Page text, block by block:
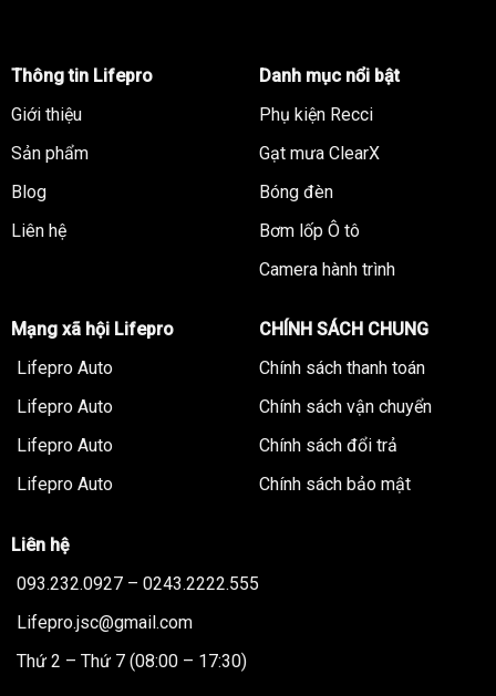
Hỗ trợ mua hàng trên website: https://lifepro.vn/ hoặc
fanpage: https://www.facebook.com/phukienotolifepro
Thông tin Lifepro
Giới thiệu
Sản phẩm
Blog
Liên hệ
Danh mục nổi bật
Phụ kiện Recci
Gạt mưa ClearX
Bóng đèn
Bơm lốp Ô tô
Camera hành trình
Mạng xã hội Lifepro
Lifepro Auto
Lifepro Auto
Lifepro Auto
Lifepro Auto
CHÍNH SÁCH CHUNG
Chính sách thanh toán
Chính sách vận chuyển
Chính sách đổi trả
Chính sách bảo mật
Liên hệ
093.232.0927 – 0243.2222.555
Lifepro.jsc@gmail.com
Thứ 2 – Thứ 7 (08:00 – 17:30)